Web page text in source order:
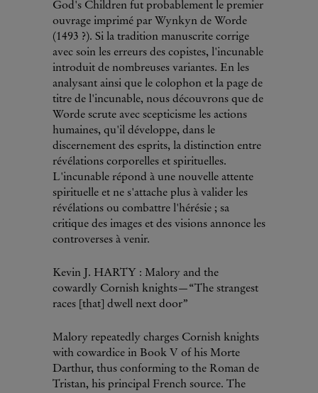
God's Children fut probablement le premier
ouvrage imprimé par Wynkyn de Worde
(1493 ?). Si la tradition manuscrite corrige
avec soin les erreurs des copistes, l'incunable
introduit de nombreuses variantes. En les
analysant ainsi que le colophon et la page de
titre de l'incunable, nous découvrons que de
Worde scrute avec scepticisme les actions
humaines, qu'il développe, dans le
discernement des esprits, la distinction entre
révélations corporelles et spirituelles.
L'incunable répond à une nouvelle attente
spirituelle et ne s'attache plus à valider les
révélations ou combattre l'hérésie ; sa
critique des images et des visions annonce les
controverses à venir.
Kevin J. HARTY : Malory and the
cowardly Cornish knights—“The strangest
races [that] dwell next door”
Malory repeatedly charges Cornish knights
with cowardice in Book V of his Morte
Darthur, thus conforming to the Roman de
Tristan, his principal French source. The